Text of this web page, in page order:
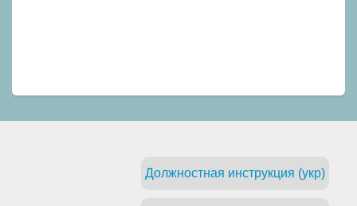
Должностная инструкция (укр)